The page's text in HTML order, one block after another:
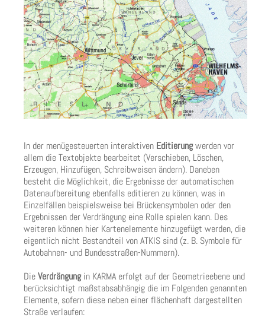
In der menügesteuerten interaktiven Editierungwerden vor
allem die Textobjekte bearbeitet (Verschieben, Löschen,
Erzeugen, Hinzufügen, Schreibweisen ändern). Daneben
besteht die Möglichkeit, die Ergebnisse der automatischen
Datenaufbereitung ebenfalls editieren zu können, was in
Einzelfällen beispielsweise bei Brückensymbolen oder den
Ergebnissen der Verdrängung eine Rolle spielen kann. Des
weiteren können hier Kartenelemente hinzugefügt werden, die
eigentlich nicht Bestandteil von ATKIS sind (z. B. Symbole für
Autobahnen- und Bundesstraßen-Nummern).
DieVerdrängung in KARMA erfolgt auf der Geometrieebene und
berücksichtigt maßstabsabhängig die im Folgenden genannten
Elemente, sofern diese neben einer flächenhaft dargestellten
Straße verlaufen: